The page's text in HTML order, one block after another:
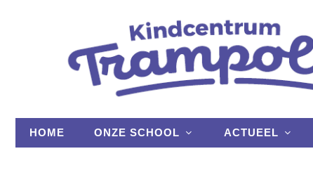
HOME ONZE SCHOOL ACTUEEL